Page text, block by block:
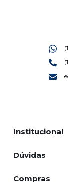
Institucional
Dúvidas
Compras